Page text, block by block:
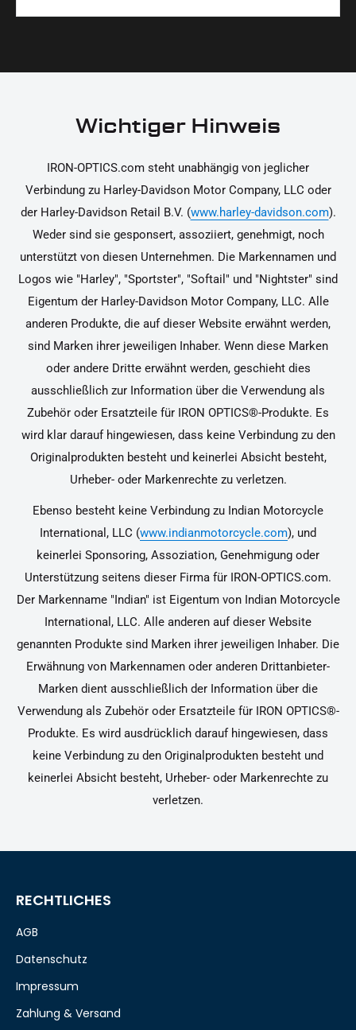
korrekt an deinem Motorrad zu installieren.
Ja, du kannst die Teile innerhalb von 14 Tagen
Rücksendung findest du in unseren
Wichtiger Hinweis
IRON-OPTICS.com steht unabhängig von jeglicher
Verbindung zu Harley-Davidson Motor Company, LLC oder
der Harley-Davidson Retail B.V. (www.harley-davidson.com).
Weder sind sie gesponsert, assoziiert, genehmigt, noch
unterstützt von diesen Unternehmen. Die Markennamen und
Logos wie "Harley", "Sportster", "Softail" und "Nightster" sind
Eigentum der Harley-Davidson Motor Company, LLC. Alle
anderen Produkte, die auf dieser Website erwähnt werden,
sind Marken ihrer jeweiligen Inhaber. Wenn diese Marken
oder andere Dritte erwähnt werden, geschieht dies
ausschließlich zur Information über die Verwendung als
Zubehör oder Ersatzteile für IRON OPTICS®-Produkte. Es
wird klar darauf hingewiesen, dass keine Verbindung zu den
Originalprodukten besteht und keinerlei Absicht besteht,
Urheber- oder Markenrechte zu verletzen.
Ebenso besteht keine Verbindung zu Indian Motorcycle
International, LLC (www.indianmotorcycle.com), und
keinerlei Sponsoring, Assoziation, Genehmigung oder
Unterstützung seitens dieser Firma für IRON-OPTICS.com.
Der Markenname "Indian" ist Eigentum von Indian Motorcycle
International, LLC. Alle anderen auf dieser Website
genannten Produkte sind Marken ihrer jeweiligen Inhaber. Die
Erwähnung von Markennamen oder anderen Drittanbieter-
Marken dient ausschließlich der Information über die
Verwendung als Zubehör oder Ersatzteile für IRON OPTICS®-
Produkte. Es wird ausdrücklich darauf hingewiesen, dass
keine Verbindung zu den Originalprodukten besteht und
keinerlei Absicht besteht, Urheber- oder Markenrechte zu
verletzen.
RECHTLICHES
AGB
Datenschutz
Impressum
Zahlung & Versand